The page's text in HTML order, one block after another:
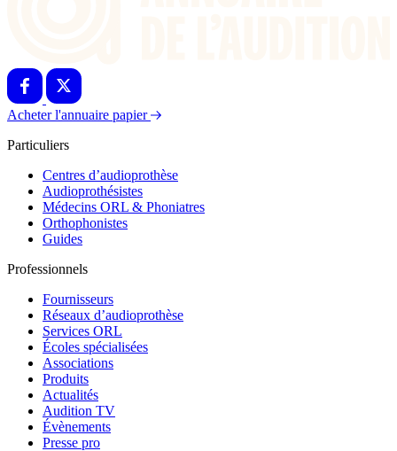
Acheter l'annuaire papier
Particuliers
Centres d’audioprothèse
Audioprothésistes
Médecins ORL & Phoniatres
Orthophonistes
Guides
Professionnels
Fournisseurs
Réseaux d’audioprothèse
Services ORL
Écoles spécialisées
Associations
Produits
Actualités
Audition TV
Évènements
Presse pro